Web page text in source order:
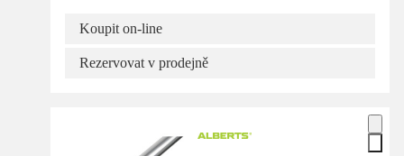
Koupit on-line
Rezervovat v prodejně